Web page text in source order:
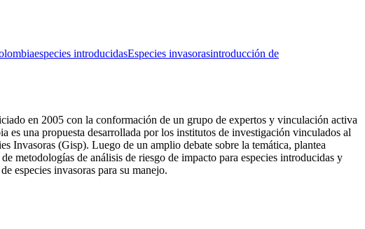
especies introducidasEspecies invasorasintroducción de
en 2005 con la conformación de un grupo de expertos y vinculación activa
una propuesta desarrollada por los institutos de investigación vinculados al
Invasoras (Gisp). Luego de un amplio debate sobre la temática, plantea
metodologías de análisis de riesgo de impacto para especies introducidas y
especies invasoras para su manejo.